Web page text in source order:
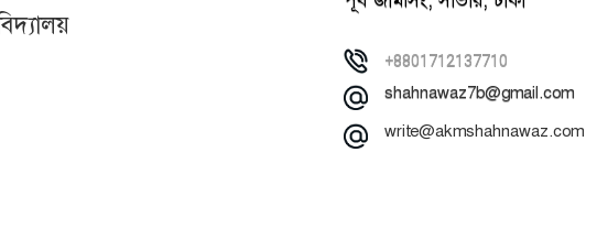
+8801712137710
shahnawaz7b@gmail.com
write@akmshahnawaz.com